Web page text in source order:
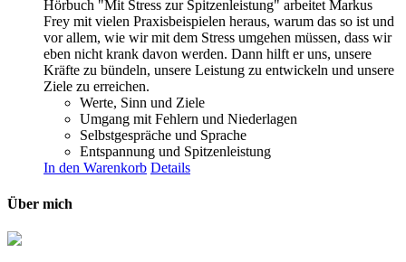
Hörbuch "Mit Stress zur Spitzenleistung" arbeitet Markus
Frey mit vielen Praxisbeispielen heraus, warum das so ist und
vor allem, wie wir mit dem Stress umgehen müssen, dass wir
eben nicht krank davon werden. Dann hilft er uns, unsere
Kräfte zu bündeln, unsere Leistung zu entwickeln und unsere
Ziele zu erreichen.
Werte, Sinn und Ziele
Umgang mit Fehlern und Niederlagen
Selbstgespräche und Sprache
Entspannung und Spitzenleistung
In den Warenkorb Details
Über mich